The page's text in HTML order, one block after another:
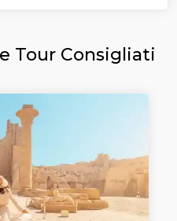
Tour Consigliati